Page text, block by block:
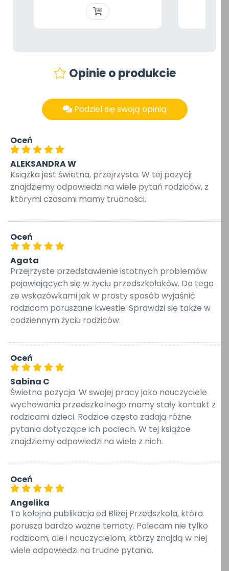
Opinie o produkcie
Podziel się swoją opinią
Oceń
ALEKSANDRA W
Książka jest świetna, przejrzysta. W tej pozycji
znajdziemy odpowiedzi na wiele pytań rodziców, z
którymi czasami mamy trudności.
Oceń
Agata
Przejrzyste przedstawienie istotnych problemów
pojawiających się w życiu przedszkolaków. Do tego
ze wskazówkami jak w prosty sposób wyjaśnić
rodzicom poruszane kwestie. Sprawdzi się także w
codziennym życiu rodziców.
Oceń
Sabina C
Świetna pozycja. W swojej pracy jako nauczyciele
wychowania przedszkolnego mamy stały kontakt z
rodzicami dzieci. Rodzice często zadają różne
pytania dotyczące ich pociech. W tej książce
znajdziemy odpowiedzi na wiele z nich.
Oceń
Angelika
To kolejna publikacja od Bliżej Przedszkola, która
porusza bardzo ważne tematy. Polecam nie tylko
rodzicom, ale i nauczycielom, którzy znajdą w niej
wiele odpowiedzi na trudne pytania.